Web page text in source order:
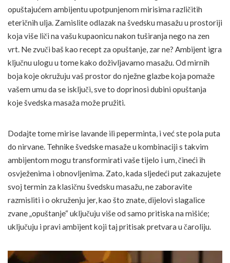
opuštajućem ambijentu upotpunjenom mirisima različitih
eteričnih ulja. Zamislite odlazak na švedsku masažu u prostoriji
koja više liči na vašu kupaonicu nakon tuširanja nego na zen
vrt. Ne zvuči baš kao recept za opuštanje, zar ne? Ambijent igra
ključnu ulogu u tome kako doživljavamo masažu. Od mirnih
boja koje okružuju vaš prostor do nježne glazbe koja pomaže
vašem umu da se isključi, sve to doprinosi dubini opuštanja
koje švedska masaža može pružiti.
Dodajte tome mirise lavande ili peperminta, i već ste pola puta
do nirvane. Tehnike švedske masaže u kombinaciji s takvim
ambijentom mogu transformirati vaše tijelo i um, čineći ih
osvježenima i obnovljenima. Zato, kada sljedeći put zakazujete
svoj termin za klasičnu švedsku masažu, ne zaboravite
razmisliti i o okruženju jer, kao što znate, dijelovi slagalice
zvane „opuštanje“ uključuju više od samo pritiska na mišiće;
uključuju i pravi ambijent koji taj pritisak pretvara u čaroliju.